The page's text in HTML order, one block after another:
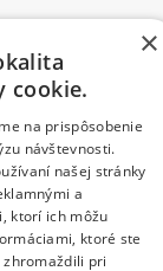
×
cookie.
na prispôsobenie
návštevnosti.
našej stránky
a
ktorí ich môžu
ktoré ste
pri